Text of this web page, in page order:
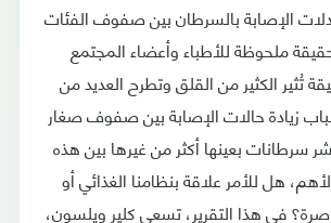
الإصابة بالسرطان بين صفوف الفئات
ملحوظة للأطباء وأعضاء المجتمع
تُثير الكثير من القلق وتطرح العديد من
زيادة حالات الإصابة بين صفوف صغار
سرطانات بعينها أكثر من غيرها بين هذه
هل للأمر علاقة بنظامنا الغذائي أو
في هذا التقرير، تسعى كلير ويلسون،